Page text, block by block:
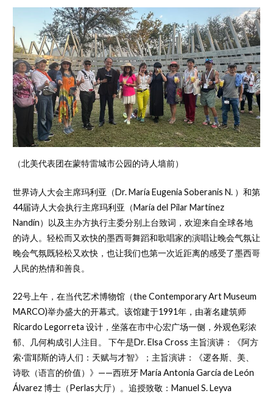
（北美代表团在蒙特雷城市公园的诗人墙前）
世界诗人大会主席玛利亚（Dr. María Eugenia Soberanis N. ）和第
44届诗人大会执行主席玛利亚（María del Pilar Martínez
Nandín）以及主办方执行主委分别上台致词，欢迎来自全球各地
的诗人。轻松而又欢快的墨西哥舞蹈和歌唱家的演唱让晚会气氛让
晚会气氛既轻松又欢快，也让我们也第一次近距离的感受了墨西哥
人民的热情和善良。
22号上午，在当代艺术博物馆（the Contemporary Art Museum
MARCO)举办盛大的开幕式。该馆建于1991年，由著名建筑师
Ricardo Legorreta 设计，坐落在市中心宏广场一侧，外观色彩浓
郁、几何构成引人注目。 下午是Dr. Elsa Cross 主旨演讲：《阿方
索·雷耶斯的诗人们：天赋与才智》；主旨演讲：《逻各斯、美、
诗歌（语言的价值）》——西班牙 María Antonia García de León
Álvarez 博士（Perlas大厅）。追授致敬：Manuel S. Leyva